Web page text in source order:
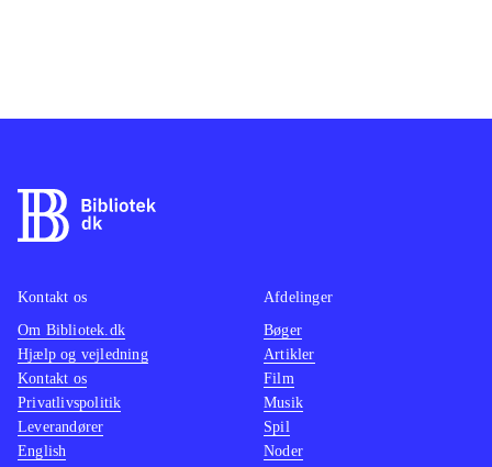
Kontakt os
Om Bibliotek.dk
Hjælp og vejledning
Kontakt os
Privatlivspolitik
Leverandører
English
Afdelinger
Bøger
Artikler
Film
Musik
Spil
Noder